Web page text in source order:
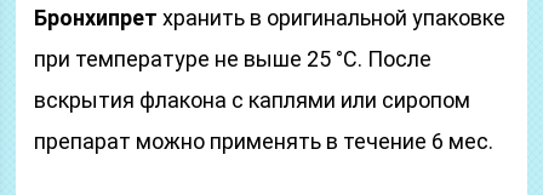
Бронхипрет хранить в оригинальной упаковке
при температуре не выше 25 °C. После
вскрытия флакона с каплями или сиропом
препарат можно применять в течение 6 мес.